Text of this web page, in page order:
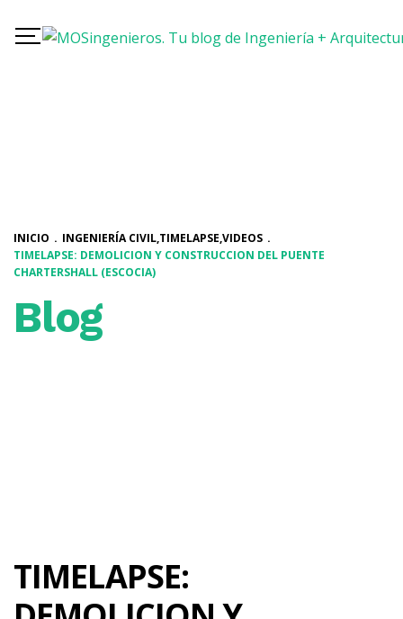
Blog
INICIO . INGENIERÍA CIVIL,TIMELAPSE,VIDEOS .
TIMELAPSE: DEMOLICION Y CONSTRUCCION DEL PUENTE
CHARTERSHALL (ESCOCIA)
TIMELAPSE: